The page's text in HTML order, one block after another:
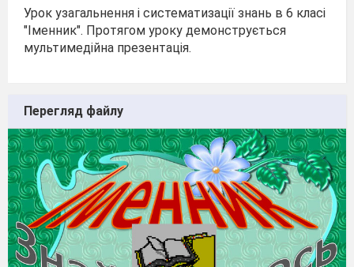
Урок узагальнення і систематизації знань в 6 класі
"Іменник". Протягом уроку демонструється
мультимедійна презентація.
Перегляд файлу